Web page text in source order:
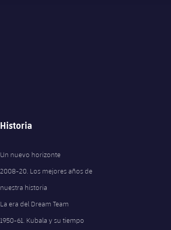
Historia
Un nuevo horizonte
2008-20. Los mejores años de
nuestra historia
La era del Dream Team
1950-61. Kubala y su tiempo